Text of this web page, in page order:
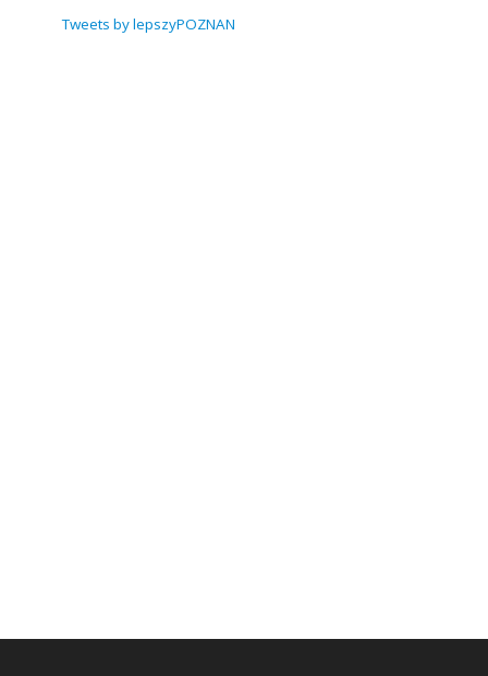
Tweets by lepszyPOZNAN